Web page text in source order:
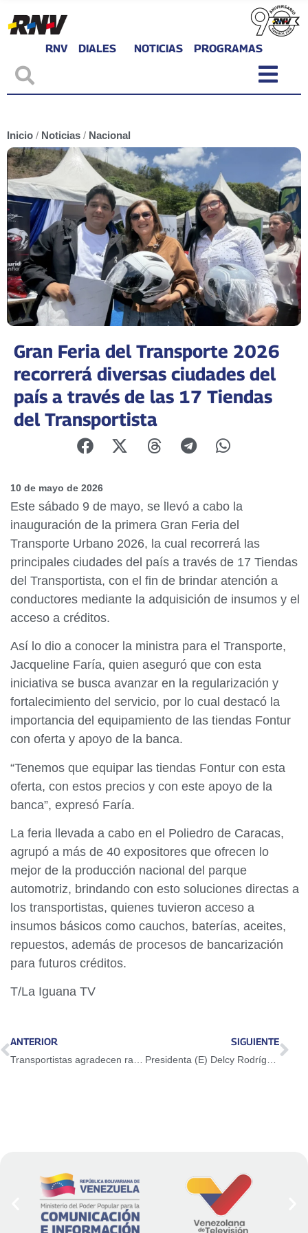
RNV DIALES NOTICIAS PROGRAMAS
Inicio / Noticias / Nacional
Gran Feria del Transporte 2026
recorrerá diversas ciudades del
país a través de las 17 Tiendas
del Transportista
10 de mayo de 2026
Este sábado 9 de mayo, se llevó a cabo la
inauguración de la primera Gran Feria del
Transporte Urbano 2026, la cual recorrerá las
principales ciudades del país a través de 17 Tiendas
del Transportista, con el fin de brindar atención a
conductores mediante la adquisición de insumos y el
acceso a créditos.
Así lo dio a conocer la ministra para el Transporte,
Jacqueline Faría, quien aseguró que con esta
iniciativa se busca avanzar en la regularización y
fortalecimiento del servicio, por lo cual destacó la
importancia del equipamiento de las tiendas Fontur
con oferta y apoyo de la banca.
“Tenemos que equipar las tiendas Fontur con esta
oferta, con estos precios y con este apoyo de la
banca”, expresó Faría.
La feria llevada a cabo en el Poliedro de Caracas,
agrupó a más de 40 expositores que ofrecen lo
mejor de la producción nacional del parque
automotriz, brindando con esto soluciones directas a
los transportistas, quienes tuvieron acceso a
insumos básicos como cauchos, baterías, aceites,
repuestos, además de procesos de bancarización
para futuros créditos.
T/La Iguana TV
ANTERIOR SIGUIENTE